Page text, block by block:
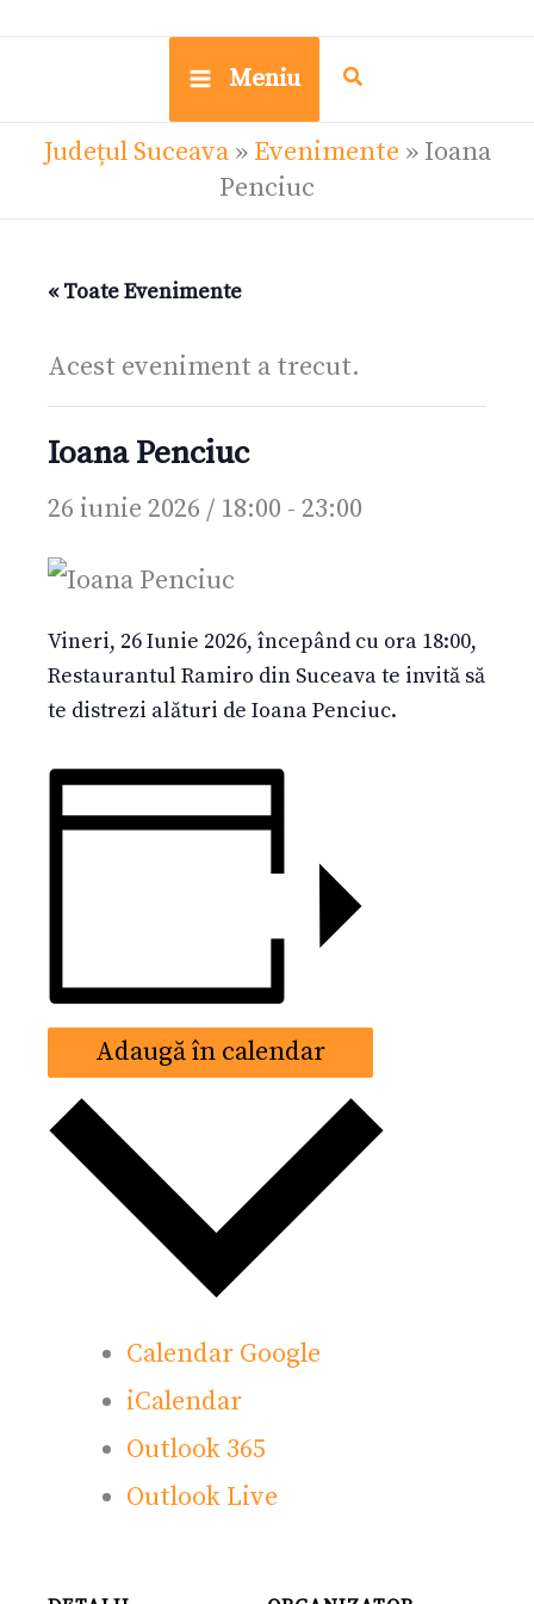
Meniu
Județul Suceava» Evenimente » Ioana
Penciuc
« Toate Evenimente
Acest eveniment a trecut.
Ioana Penciuc
26 iunie 2026 / 18:00 - 23:00
Vineri, 26 Iunie 2026, începând cu ora 18:00,
Restaurantul Ramiro din Suceava te invită să
te distrezi alături de Ioana Penciuc.
Adaugă în calendar
Calendar Google
iCalendar
Outlook 365
Outlook Live